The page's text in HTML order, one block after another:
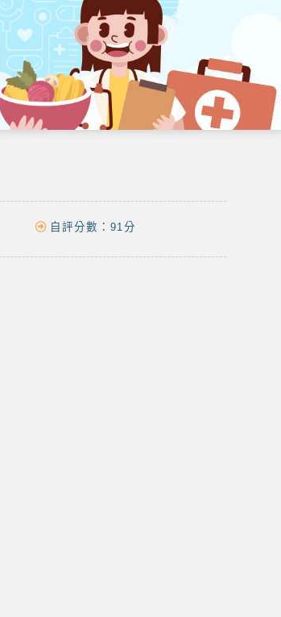
自評分數： 91分